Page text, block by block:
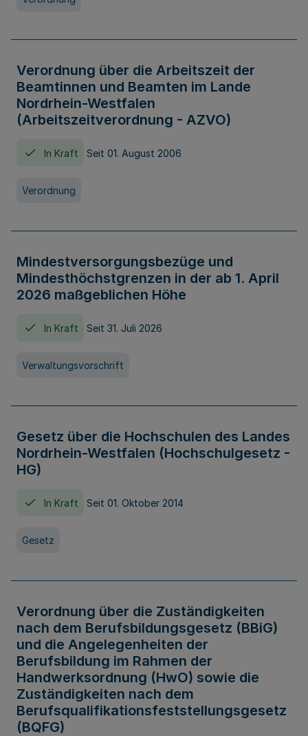
Verordnung über die Arbeitszeit der
Beamtinnen und Beamten im Lande
Nordrhein-Westfalen
(Arbeitszeitverordnung - AZVO)
In Kraft Seit 01. August 2006
Verordnung
Mindestversorgungsbezüge und
Mindesthöchstgrenzen in der ab 1. April
2026 maßgeblichen Höhe
In Kraft Seit 31. Juli 2026
Verwaltungsvorschrift
Gesetz über die Hochschulen des Landes
Nordrhein-Westfalen (Hochschulgesetz -
HG)
In Kraft Seit 01. Oktober 2014
Gesetz
Verordnung über die Zuständigkeiten
nach dem Berufsbildungsgesetz (BBiG)
und die Angelegenheiten der
Berufsbildung im Rahmen der
Handwerksordnung (HwO) sowie die
Zuständigkeiten nach dem
Berufsqualifikationsfeststellungsgesetz
(BQFG)